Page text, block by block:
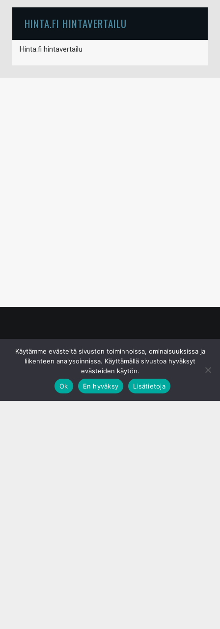
HINTA.FI HINTAVERTAILU
Hinta.fi hintavertailu
Käytämme evästeitä sivuston toiminnoissa, ominaisuuksissa ja
liikenteen analysoinnissa. Käyttämällä sivustoa hyväksyt
evästeiden käytön.
Ok
En hyväksy Lisätietoja